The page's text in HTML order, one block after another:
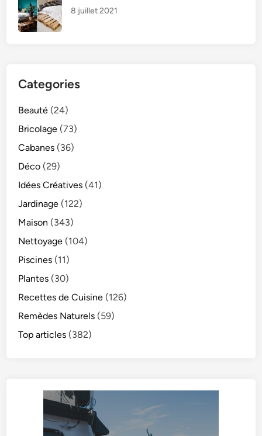
8 juillet 2021
Categories
Beauté (24)
Bricolage (73)
Cabanes (36)
Déco (29)
Idées Créatives (41)
Jardinage (122)
Maison (343)
Nettoyage (104)
Piscines (11)
Plantes (30)
Recettes de Cuisine (126)
Remèdes Naturels (59)
Top articles (382)